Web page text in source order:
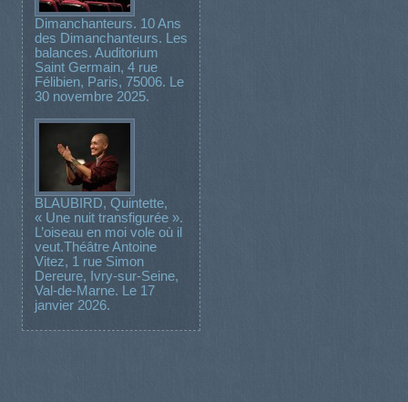
Dimanchanteurs. 10 Ans
des Dimanchanteurs. Les
balances. Auditorium
Saint Germain, 4 rue
Félibien, Paris, 75006. Le
30 novembre 2025.
BLAUBIRD, Quintette,
« Une nuit transfigurée ».
L’oiseau en moi vole où il
veut.Théâtre Antoine
Vitez, 1 rue Simon
Dereure, Ivry-sur-Seine,
Val-de-Marne. Le 17
janvier 2026.